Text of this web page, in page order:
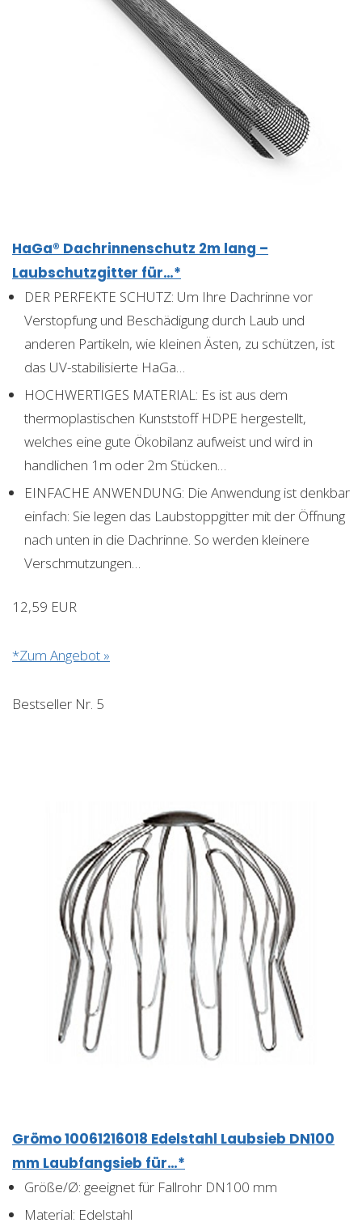
HaGa® Dachrinnenschutz 2m lang –
Laubschutzgitter für…*
DER PERFEKTE SCHUTZ: Um Ihre Dachrinne vor
Verstopfung und Beschädigung durch Laub und
anderen Partikeln, wie kleinen Ästen, zu schützen, ist
das UV-stabilisierte HaGa…
HOCHWERTIGES MATERIAL: Es ist aus dem
thermoplastischen Kunststoff HDPE hergestellt,
welches eine gute Ökobilanz aufweist und wird in
handlichen 1m oder 2m Stücken…
EINFACHE ANWENDUNG: Die Anwendung ist denkbar
einfach: Sie legen das Laubstoppgitter mit der Öffnung
nach unten in die Dachrinne. So werden kleinere
Verschmutzungen…
12,59 EUR
*Zum Angebot »
Bestseller Nr. 5
Grömo 10061216018 Edelstahl Laubsieb DN100
mm Laubfangsieb für…*
Größe/Ø: geeignet für Fallrohr DN100 mm
Material: Edelstahl